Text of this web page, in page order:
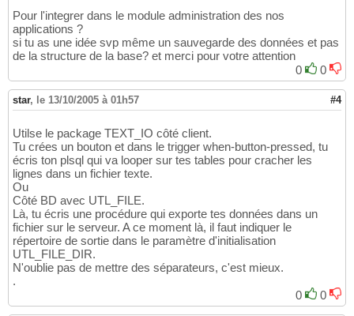
Pour l'integrer dans le module administration des nos
applications ?
si tu as une idée svp même un sauvegarde des données et pas
de la structure de la base? et merci pour votre attention
0
0
star, le 13/10/2005 à 01h57 #4
Utilse le package TEXT_IO côté client.
Tu crées un bouton et dans le trigger when-button-pressed, tu
écris ton plsql qui va looper sur tes tables pour cracher les
lignes dans un fichier texte.
Ou
Côté BD avec UTL_FILE.
Là, tu écris une procédure qui exporte tes données dans un
fichier sur le serveur. A ce moment là, il faut indiquer le
répertoire de sortie dans le paramètre d'initialisation
UTL_FILE_DIR.
N'oublie pas de mettre des séparateurs, c'est mieux.
.
0
0